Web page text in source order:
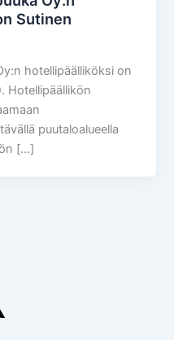
Sutinen
hotellipäälliköksi on
Hotellipäällikön
puutaloalueella
[…]